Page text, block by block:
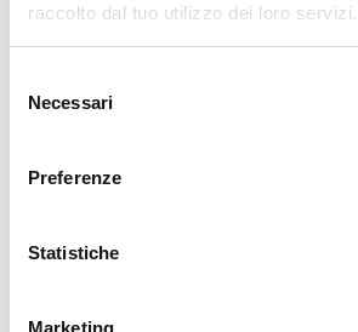
raccolto dal tuo utilizzo dei loro servizi.
delNecessari
Preferenze
Statistiche
Marketing